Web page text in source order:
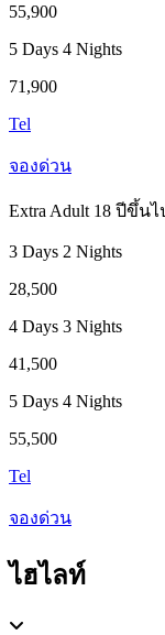
55,900
5 Days 4 Nights
71,900
Tel
จองด่วน
Extra Adult 18 ปีขึ้นไ
3 Days 2 Nights
28,500
4 Days 3 Nights
41,500
5 Days 4 Nights
55,500
Tel
จองด่วน
ไฮไลท์